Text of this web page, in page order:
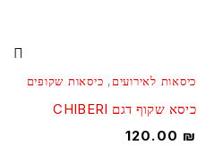
כיסאות לאירועים, כיסאות שקופים
כיסא שקוף דגם CHIBERI
120.00₪